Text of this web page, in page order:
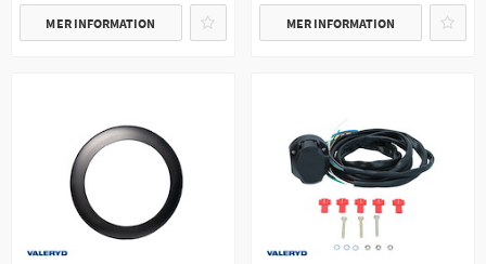
MER INFORMATION MER INFORMATION